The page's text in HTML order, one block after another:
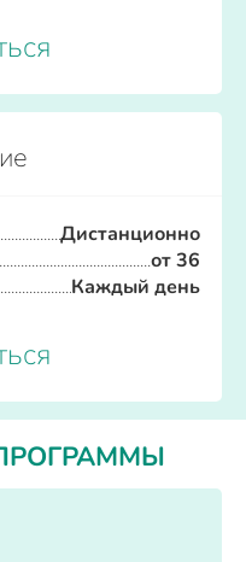
Дистанционно
от 36
Каждый день